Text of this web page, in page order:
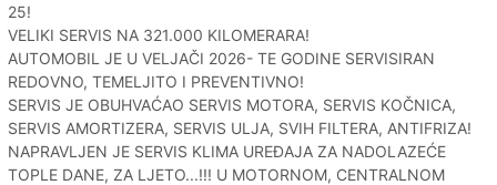
25!
VELIKI SERVIS NA 321.000 KILOMERARA!
AUTOMOBIL JE U VELJAČI 2026- TE GODINE SERVISIRAN
REDOVNO, TEMELJITO I PREVENTIVNO!
SERVIS JE OBUHVAĆAO SERVIS MOTORA, SERVIS KOČNICA,
SERVIS AMORTIZERA, SERVIS ULJA, SVIH FILTERA, ANTIFRIZA!
NAPRAVLJEN JE SERVIS KLIMA UREĐAJA ZA NADOLAZEĆE
TOPLE DANE, ZA LJETO...!!! U MOTORNOM, CENTRALNOM